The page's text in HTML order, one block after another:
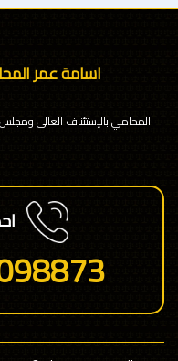
اسامة عمر
المحامي بالإستئناف العالى